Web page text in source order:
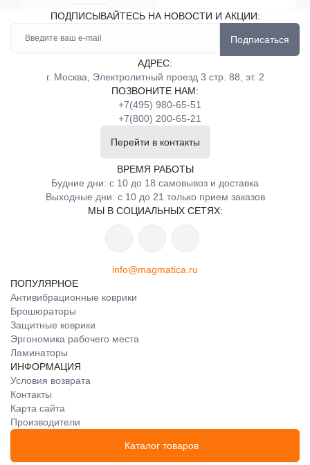
ПОДПИСЫВАЙТЕСЬ НА НОВОСТИ И АКЦИИ:
Подписаться
АДРЕС:
г. Москва, Электролитный проезд 3 стр. 88, эт. 2
ПОЗВОНИТЕ НАМ:
+7(495) 980-65-51
+7(800) 200-65-21
Перейти в контакты
ВРЕМЯ РАБОТЫ
Будние дни: с 10 до 18 самовывоз и доставка
Выходные дни: с 10 до 21 только прием заказов
МЫ В СОЦИАЛЬНЫХ СЕТЯХ:
info@magmatica.ru
ПОПУЛЯРНОЕ
Антивибрационные коврики
Брошюраторы
Защитные коврики
Эргономика рабочего места
Ламинаторы
ИНФОРМАЦИЯ
Условия возврата
Контакты
Карта сайта
Производители
Каталог товаров